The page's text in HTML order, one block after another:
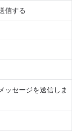
信する
ッセージを送信しま